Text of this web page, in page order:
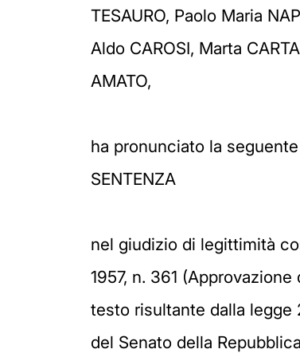
TESAURO, Paolo Maria
Aldo CAROSI, Marta
AMATO,
ha pronunciato la seguente
SENTENZA
nel giudizio di legittimità
1957, n. 361
testo risultante dalla legge
del Senato della